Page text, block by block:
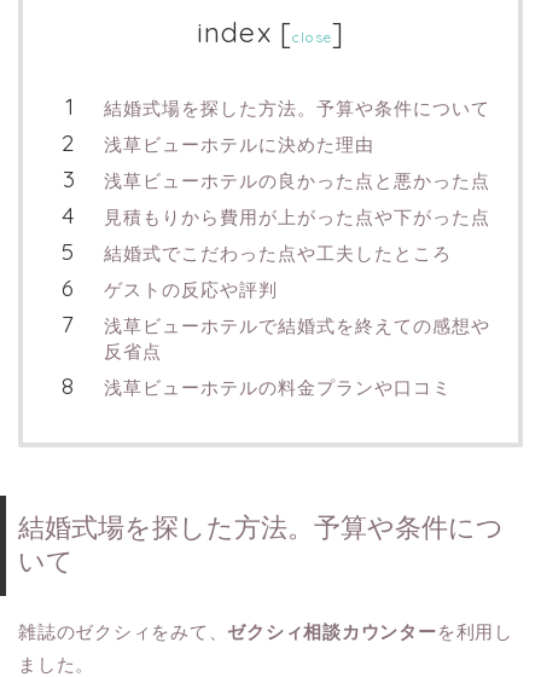
index [close]
結婚式場を探した方法。予算や条件について
浅草ビューホテルに決めた理由
浅草ビューホテルの良かった点と悪かった点
見積もりから費用が上がった点や下がった点
結婚式でこだわった点や工夫したところ
ゲストの反応や評判
浅草ビューホテルで結婚式を終えての感想や
反省点
浅草ビューホテルの料金プランや口コミ
結婚式場を探した方法。予算や条件につ
いて
雑誌のゼクシィをみて、 ゼクシィ相談カウンターを利用し
ました。